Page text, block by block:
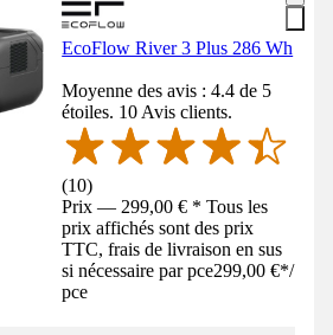
EcoFlow River 3 Plus 286 Wh
Moyenne des avis : 4.4 de 5
étoiles. 10 Avis clients.
(10)
Prix — 299,00 € * Tous les
prix affichés sont des prix
TTC, frais de livraison en sus
si nécessaire par pce299,00 €*/
pce